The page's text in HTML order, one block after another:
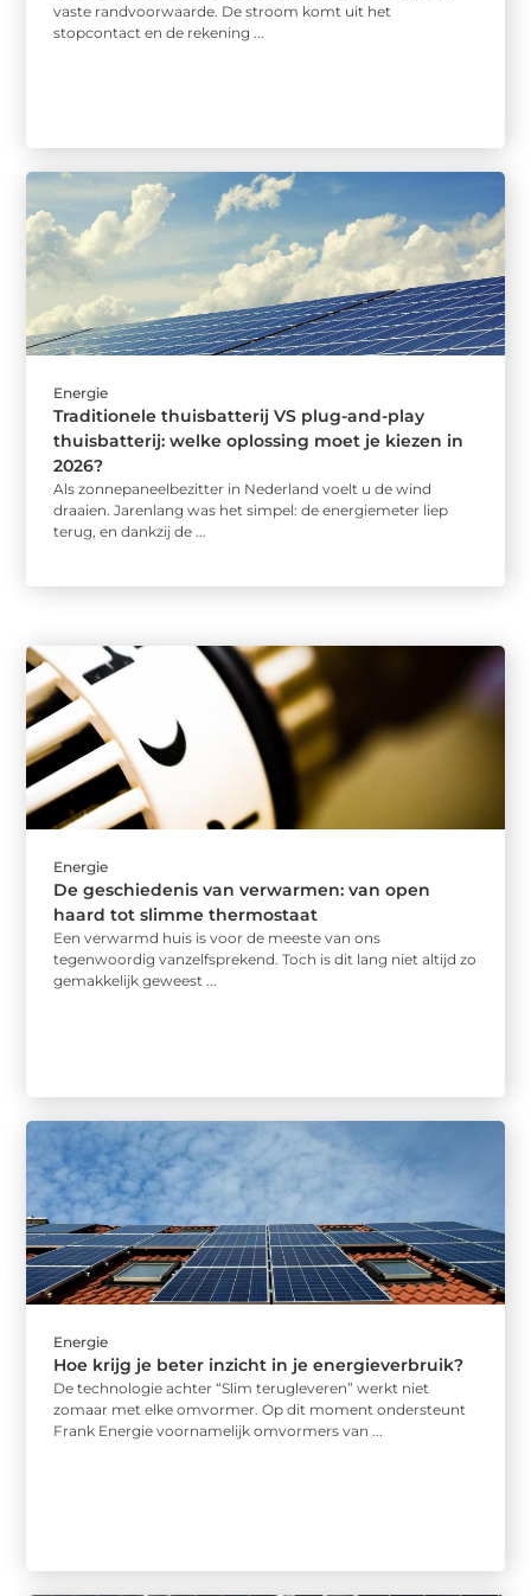
vaste randvoorwaarde. De stroom komt uit het
stopcontact en de rekening ...
Energie
Traditionele thuisbatterij VS plug-and-play
thuisbatterij: welke oplossing moet je kiezen in
2026?
Als zonnepaneelbezitter in Nederland voelt u de wind
draaien. Jarenlang was het simpel: de energiemeter liep
terug, en dankzij de ...
Energie
De geschiedenis van verwarmen: van open
haard tot slimme thermostaat
Een verwarmd huis is voor de meeste van ons
tegenwoordig vanzelfsprekend. Toch is dit lang niet altijd zo
gemakkelijk geweest ...
Energie
Hoe krijg je beter inzicht in je energieverbruik?
De technologie achter “Slim terugleveren” werkt niet
zomaar met elke omvormer. Op dit moment ondersteunt
Frank Energie voornamelijk omvormers van ...